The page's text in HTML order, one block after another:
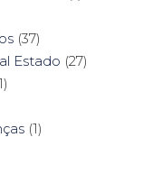
(37)
Estado (27)
(1)